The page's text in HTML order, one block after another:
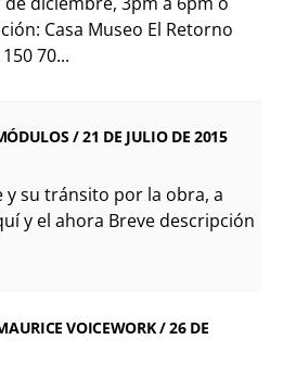
Casa Museo El Retorno
70...
/ 21 DE JULIO DE 2015
y su tránsito por la obra, a
y el ahora Breve descripción
VOICEWORK / 26 DE